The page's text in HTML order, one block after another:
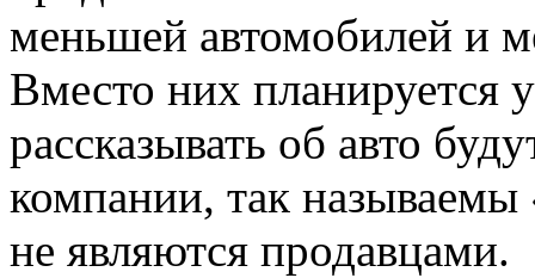
меньшей автомобилей и
Вместо них планируется
рассказывать об авто
компании, так называемы
не являются продавцами.